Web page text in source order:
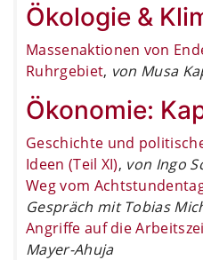
Ökologie &
Massenaktionen von
Ruhrgebiet, von Musa
Ökonomie:
Geschichte und
Ideen (Teil XI), von Ingo
Weg vom
Gespräch mit Tobias
Angriffe auf die
Mayer-Ahuja